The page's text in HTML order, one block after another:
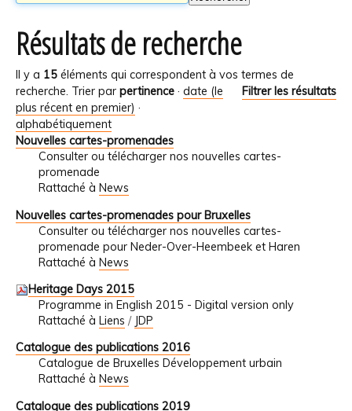
Résultats de recherche
Il y a 15 éléments qui correspondent à vos termes de
recherche.
Filtrer les résultats
Trier par pertinence · date (le
plus récent en premier) ·
alphabétiquement
Nouvelles cartes-promenades
Consulter ou télécharger nos nouvelles cartes-
promenade
Rattaché à News
Nouvelles cartes-promenades pour Bruxelles
Consulter ou télécharger nos nouvelles cartes-
promenade pour Neder-Over-Heembeek et Haren
Rattaché à News
Heritage Days 2015
Programme in English 2015 - Digital version only
Rattaché à Liens / JDP
Catalogue des publications 2016
Catalogue de Bruxelles Développement urbain
Rattaché à News
Catalogue des publications 2019